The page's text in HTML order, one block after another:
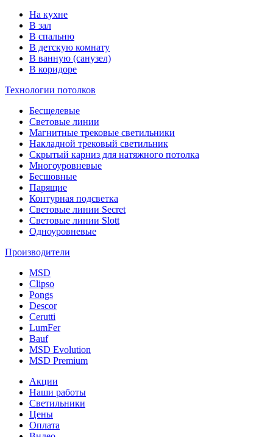
На кухне
В зал
В спальню
В детскую комнату
В ванную (санузел)
В коридоре
Технологии потолков
Бесщелевые
Световые линии
Магнитные трековые светильники
Накладной трековый светильник
Скрытый карниз для натяжного потолка
Многоуровневые
Бесшовные
Парящие
Контурная подсветка
Световые линии Secret
Световые линии Slott
Одноуровневые
Производители
MSD
Clipso
Pongs
Descor
Cerutti
LumFer
Bauf
MSD Evolution
MSD Premium
Акции
Наши работы
Светильники
Цены
Оплата